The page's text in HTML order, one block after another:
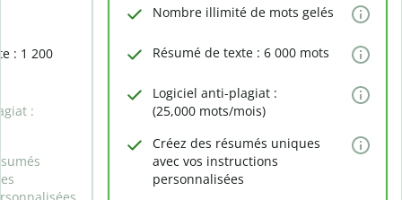
: 1 200
:
Nombre illimité de mots gelés
Résumé de texte : 6 000 mots
Logiciel anti-plagiat :
(25,000 mots/mois)
Créez des résumés uniques
avec vos instructions
personnalisées